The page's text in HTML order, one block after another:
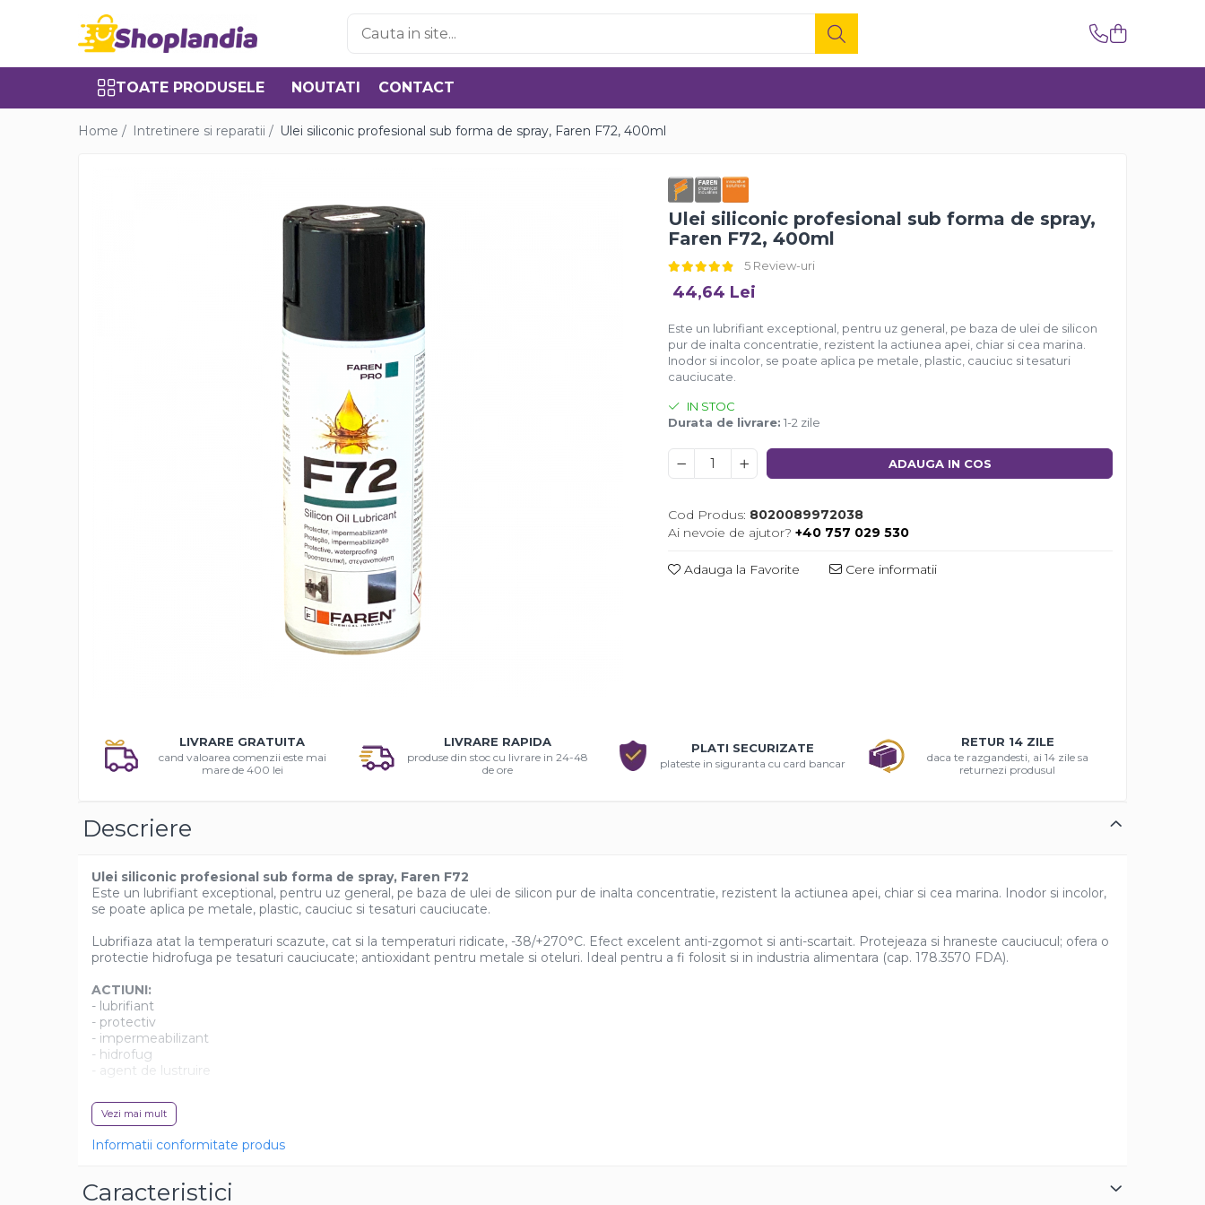
Toate Produsele
Atelier & Bricolaj
Solutii desfundat tevi
Solutii suprafete
Casa si exterior
Intretinere suprafete
Solutii curatat podele
TOATE PRODUSELE NOUTATI CONTACT
Home / Intretinere si reparatii / Ulei siliconic profesional sub forma de spray, Faren F72, 400ml
Ulei siliconic profesional sub forma de spray,
Faren F72, 400ml
5 Review-uri
Facebook
44,64 Lei
Este un lubrifiant exceptional, pentru uz general, pe baza de ulei de silicon
pur de inalta concentratie, rezistent la actiunea apei, chiar si cea marina.
Inodor si incolor, se poate aplica pe metale, plastic, cauciuc si tesaturi
cauciucate.
IN STOC
Durata de livrare: 1-2 zile
ADAUGA IN COS
Cod Produs: 8020089972038
Ai nevoie de ajutor? +40 757 029 530
Adauga la Favorite Cere informatii
LIVRARE GRATUITA
cand valoarea comenzii este mai
mare de 400 lei
LIVRARE RAPIDA
produse din stoc cu livrare in 24-48
de ore
PLATI SECURIZATE
plateste in siguranta cu card bancar
RETUR 14 ZILE
daca te razgandesti, ai 14 zile sa
returnezi produsul
Descriere
Ulei siliconic profesional sub forma de spray, Faren F72
Este un lubrifiant exceptional, pentru uz general, pe baza de ulei de silicon pur de inalta concentratie, rezistent la actiunea apei, chiar si cea marina. Inodor si incolor,
se poate aplica pe metale, plastic, cauciuc si tesaturi cauciucate.
Lubrifiaza atat la temperaturi scazute, cat si la temperaturi ridicate, -38/+270°C. Efect excelent anti-zgomot si anti-scartait. Protejeaza si hraneste cauciucul; ofera o
protectie hidrofuga pe tesaturi cauciucate; antioxidant pentru metale si oteluri. Ideal pentru a fi folosit si in industria alimentara (cap. 178.3570 FDA).
ACTIUNI:
- lubrifiant
- protectiv
- impermeabilizant
- hidrofug
- agent de lustruire
Sugestii de utilizare:
Excelent in nautica, sectorul electric, sectorul tipografic. Foarte apreciat de pasionatii de rulote si sportivi, datorita rezistentei la apa. In DYI poate fi utilizat pentru
Lubrifiant - de protectie:
Vezi mai mult
Informatii conformitate produs
Caracteristici